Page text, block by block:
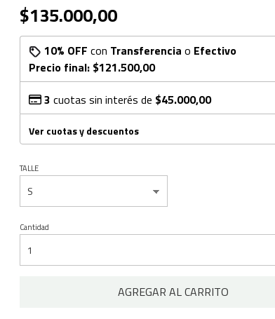
$135.000,00
10% OFF con Transferencia o Efectivo
Precio final: $121.500,00
3 cuotas sin interés de $45.000,00
Ver cuotas y descuentos
TALLE
Cantidad
AGREGAR AL CARRITO